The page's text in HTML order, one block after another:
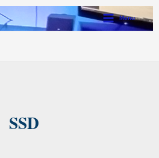
Main
Menu
SSD